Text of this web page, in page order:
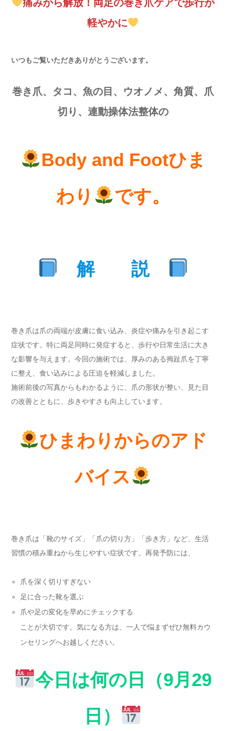
痛みから解放！両足の巻き爪ケアで歩行が
軽やかに
いつもご覧いただきありがとうございます。
巻き爪、タコ、魚の目、ウオノメ、角質、爪
切り、連動操体法整体の
Body and Footひま
わり
です。
解 説
巻き爪は爪の両端が皮膚に食い込み、炎症や痛みを引き起こす
症状です。特に両足同時に発症すると、歩行や日常生活に大き
な影響を与えます。今回の施術では、厚みのある拇趾爪を丁寧
に整え、食い込みによる圧迫を軽減しました。
施術前後の写真からもわかるように、爪の形状が整い、見た目
の改善とともに、歩きやすさも向上しています。
ひまわりからのアド
バイス
巻き爪は「靴のサイズ」「爪の切り方」「歩き方」など、生活
習慣の積み重ねから生じやすい症状です。再発予防には、
爪を深く切りすぎない
足に合った靴を選ぶ
爪や足の変化を早めにチェックする
ことが大切です。気になる方は、一人で悩まずぜひ無料カウ
ンセリングへお越しください。
今日は何の日（9月29
日）